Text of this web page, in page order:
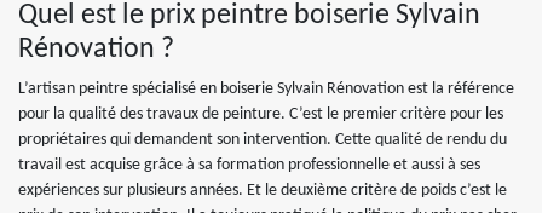
Quel est le prix peintre boiserie Sylvain
Rénovation ?
L’artisan peintre spécialisé en boiserie Sylvain Rénovation est la référence
pour la qualité des travaux de peinture. C’est le premier critère pour les
propriétaires qui demandent son intervention. Cette qualité de rendu du
travail est acquise grâce à sa formation professionnelle et aussi à ses
expériences sur plusieurs années. Et le deuxième critère de poids c’est le